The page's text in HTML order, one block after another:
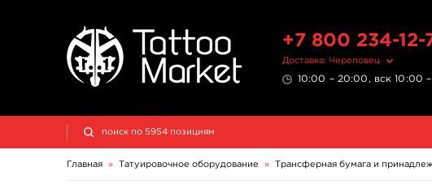
+7 800 234-12-
Доставка: Череповец
10:00 – 20:00, вск 10:00
Главная » Татуировочное оборудование » Трансферная бумага и